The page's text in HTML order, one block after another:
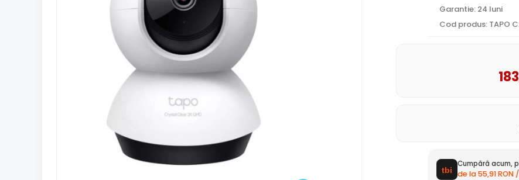
Garantie: 24 luni
Cod produs: TAPO
183
Cumpără acum,
de la 55,91 RON